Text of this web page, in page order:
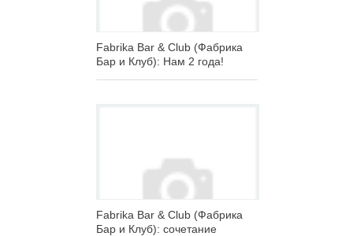
Fabrika Bar & Club (Фабрика
Бар и Клуб): Нам 2 года!
Fabrika Bar & Club (Фабрика
Бар и Клуб): сочетание